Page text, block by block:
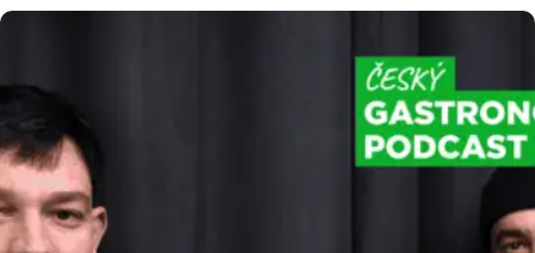
k životu. V nové epizodě podcastu nás Ivo vzal na
kávovar La Marzocco a jako nadšenec poučoval